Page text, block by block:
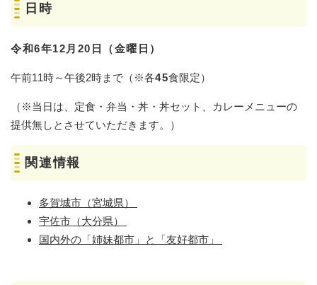
日時
令和6年12月20日（金曜日）
午前11時～午後2時まで（※各45食限定）
（※当日は、定食・弁当・丼・丼セット、カレーメニューの
提供無しとさせていただきます。）
関連情報
多賀城市（宮城県）
宇佐市（大分県）
国内外の「姉妹都市」と「友好都市」